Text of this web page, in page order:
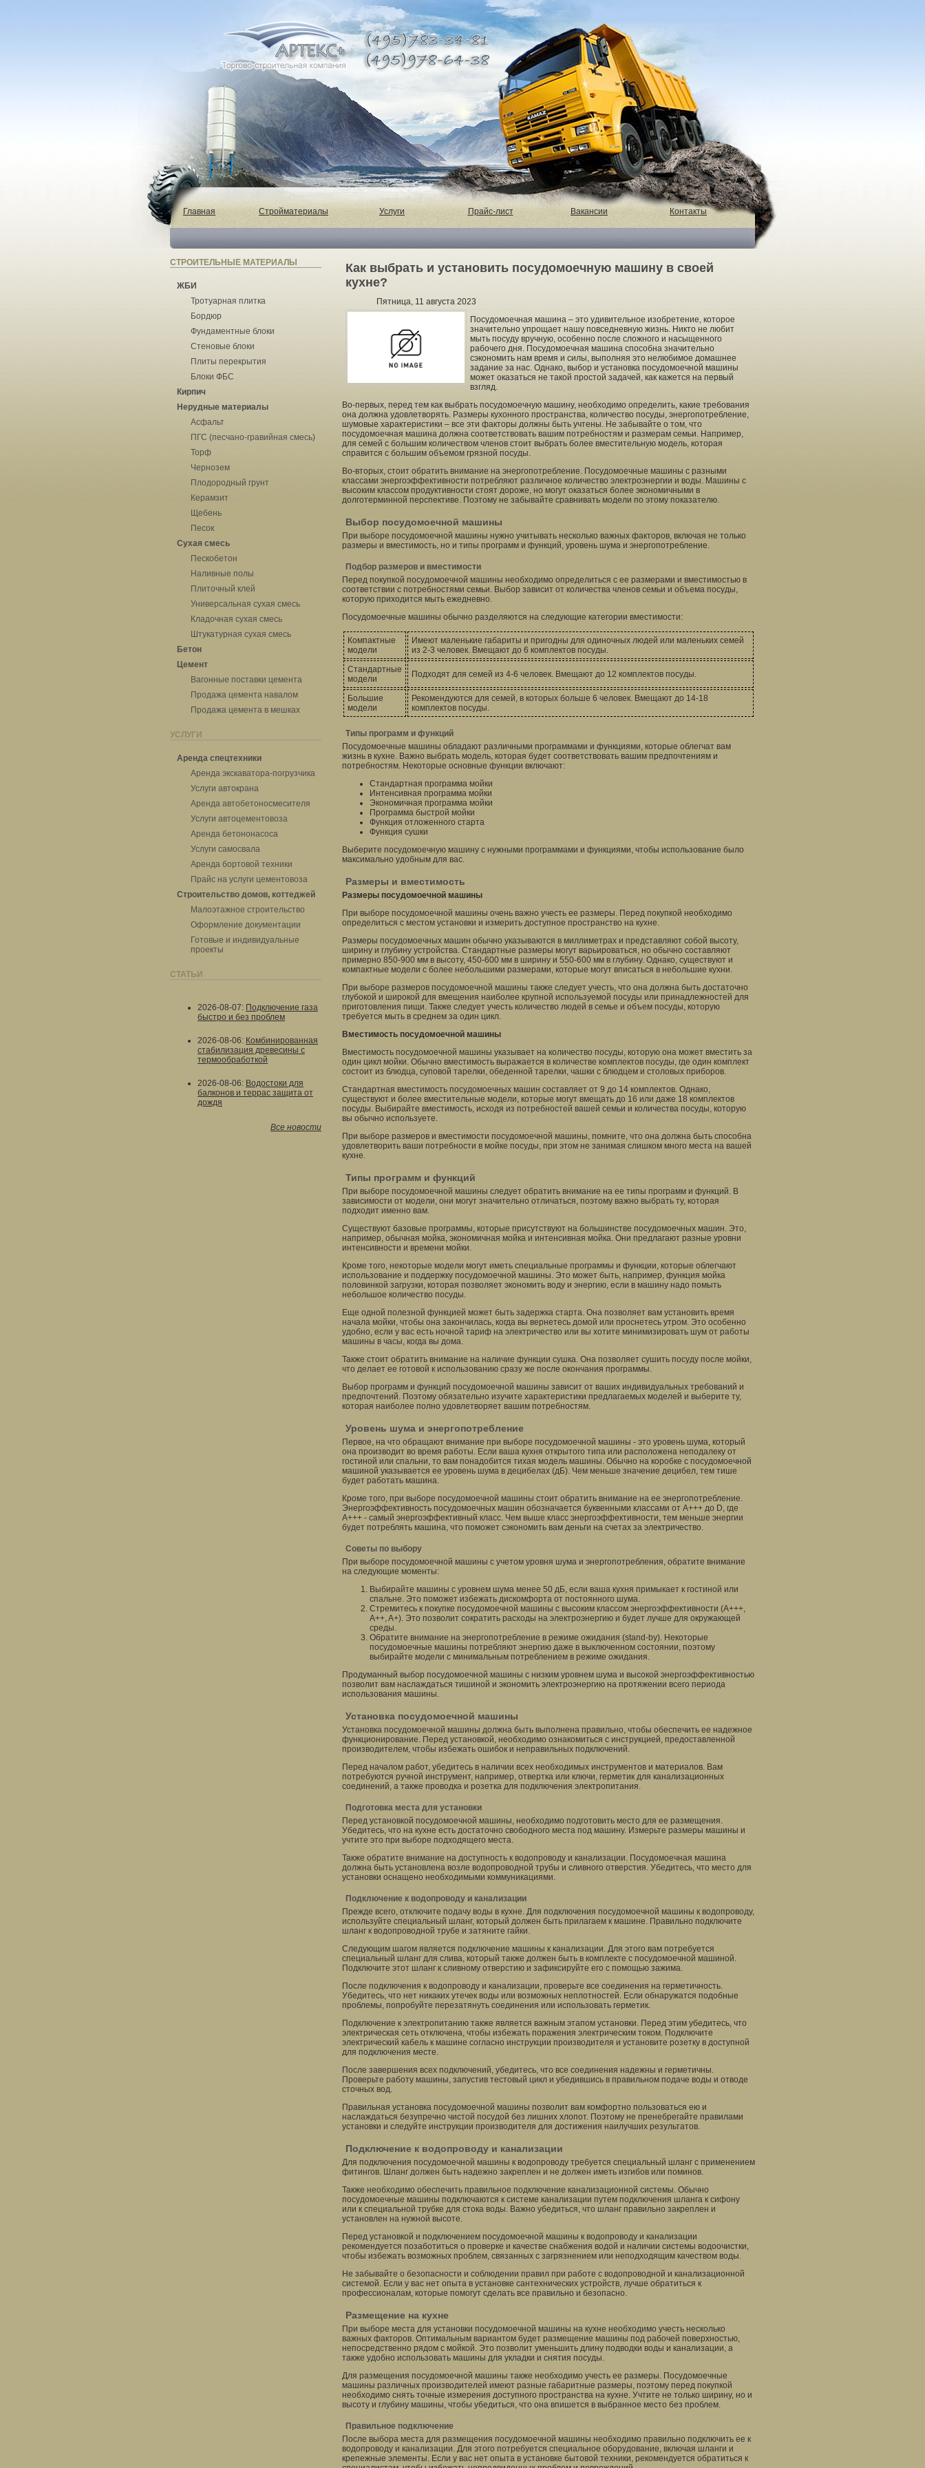
Главная Стройматериалы Услуги Прайс-лист Вакансии Контакты
СТРОИТЕЛЬНЫЕ МАТЕРИАЛЫ
ЖБИ
Тротуарная плитка
Бордюр
Фундаментные блоки
Стеновые блоки
Плиты перекрытия
Блоки ФБС
Кирпич
Нерудные материалы
Асфальт
ПГС (песчано-гравийная смесь)
Торф
Чернозем
Плодородный грунт
Керамзит
Щебень
Песок
Сухая смесь
Пескобетон
Наливные полы
Плиточный клей
Универсальная сухая смесь
Кладочная сухая смесь
Штукатурная сухая смесь
Бетон
Цемент
Вагонные поставки цемента
Продажа цемента навалом
Продажа цемента в мешках
УСЛУГИ
Аренда спецтехники
Аренда экскаватора-погрузчика
Услуги автокрана
Аренда автобетоносмесителя
Услуги автоцементовоза
Аренда бетононасоса
Услуги самосвала
Аренда бортовой техники
Прайс на услуги цементовоза
Строительство домов, коттеджей
Малоэтажное строительство
Оформление документации
Готовые и индивидуальные
проекты
СТАТЬИ
2026-08-07: Подключение газа
быстро и без проблем
2026-08-06: Комбинированная
стабилизация древесины с
термообработкой
2026-08-06: Водостоки для
балконов и террас защита от
дождя
Все новости
Как выбрать и установить посудомоечную машину в своей
кухне?
Пятница, 11 августа 2023
Посудомоечная машина – это удивительное изобретение, которое
значительно упрощает нашу повседневную жизнь. Никто не любит
мыть посуду вручную, особенно после сложного и насыщенного
рабочего дня. Посудомоечная машина способна значительно
сэкономить нам время и силы, выполняя это нелюбимое домашнее
задание за нас. Однако, выбор и установка посудомоечной машины
может оказаться не такой простой задачей, как кажется на первый
взгляд.
Во-первых, перед тем как выбрать посудомоечную машину, необходимо определить, какие требования
она должна удовлетворять. Размеры кухонного пространства, количество посуды, энергопотребление,
шумовые характеристики – все эти факторы должны быть учтены. Не забывайте о том, что
посудомоечная машина должна соответствовать вашим потребностям и размерам семьи. Например,
для семей с большим количеством членов стоит выбрать более вместительную модель, которая
справится с большим объемом грязной посуды.
Во-вторых, стоит обратить внимание на энергопотребление. Посудомоечные машины с разными
классами энергоэффективности потребляют различное количество электроэнергии и воды. Машины с
высоким классом продуктивности стоят дороже, но могут оказаться более экономичными в
долготерминной перспективе. Поэтому не забывайте сравнивать модели по этому показателю.
Выбор посудомоечной машины
При выборе посудомоечной машины нужно учитывать несколько важных факторов, включая не только
размеры и вместимость, но и типы программ и функций, уровень шума и энергопотребление.
Подбор размеров и вместимости
Перед покупкой посудомоечной машины необходимо определиться с ее размерами и вместимостью в
соответствии с потребностями семьи. Выбор зависит от количества членов семьи и объема посуды,
которую приходится мыть ежедневно.
Посудомоечные машины обычно разделяются на следующие категории вместимости:
Компактные
модели
Имеют маленькие габариты и пригодны для одиночных людей или маленьких семей
из 2-3 человек. Вмещают до 6 комплектов посуды.
Стандартные
модели
Подходят для семей из 4-6 человек. Вмещают до 12 комплектов посуды.
Большие
модели
Рекомендуются для семей, в которых больше 6 человек. Вмещают до 14-18
комплектов посуды.
Типы программ и функций
Посудомоечные машины обладают различными программами и функциями, которые облегчат вам
жизнь в кухне. Важно выбрать модель, которая будет соответствовать вашим предпочтениям и
потребностям. Некоторые основные функции включают:
Стандартная программа мойки
Интенсивная программа мойки
Экономичная программа мойки
Программа быстрой мойки
Функция отложенного старта
Функция сушки
Выберите посудомоечную машину с нужными программами и функциями, чтобы использование было
максимально удобным для вас.
Размеры и вместимость
Размеры посудомоечной машины
При выборе посудомоечной машины очень важно учесть ее размеры. Перед покупкой необходимо
определиться с местом установки и измерить доступное пространство на кухне.
Размеры посудомоечных машин обычно указываются в миллиметрах и представляют собой высоту,
ширину и глубину устройства. Стандартные размеры могут варьироваться, но обычно составляют
примерно 850-900 мм в высоту, 450-600 мм в ширину и 550-600 мм в глубину. Однако, существуют и
компактные модели с более небольшими размерами, которые могут вписаться в небольшие кухни.
При выборе размеров посудомоечной машины также следует учесть, что она должна быть достаточно
глубокой и широкой для вмещения наиболее крупной используемой посуды или принадлежностей для
приготовления пищи. Также следует учесть количество людей в семье и объем посуды, которую
требуется мыть в среднем за один цикл.
Вместимость посудомоечной машины
Вместимость посудомоечной машины указывает на количество посуды, которую она может вместить за
один цикл мойки. Обычно вместимость выражается в количестве комплектов посуды, где один комплект
состоит из блюдца, суповой тарелки, обеденной тарелки, чашки с блюдцем и столовых приборов.
Стандартная вместимость посудомоечных машин составляет от 9 до 14 комплектов. Однако,
существуют и более вместительные модели, которые могут вмещать до 16 или даже 18 комплектов
посуды. Выбирайте вместимость, исходя из потребностей вашей семьи и количества посуды, которую
вы обычно используете.
При выборе размеров и вместимости посудомоечной машины, помните, что она должна быть способна
удовлетворить ваши потребности в мойке посуды, при этом не занимая слишком много места на вашей
кухне.
Типы программ и функций
При выборе посудомоечной машины следует обратить внимание на ее типы программ и функций. В
зависимости от модели, они могут значительно отличаться, поэтому важно выбрать ту, которая
подходит именно вам.
Существуют базовые программы, которые присутствуют на большинстве посудомоечных машин. Это,
например, обычная мойка, экономичная мойка и интенсивная мойка. Они предлагают разные уровни
интенсивности и времени мойки.
Кроме того, некоторые модели могут иметь специальные программы и функции, которые облегчают
использование и поддержку посудомоечной машины. Это может быть, например, функция мойка
половинкой загрузки, которая позволяет экономить воду и энергию, если в машину надо помыть
небольшое количество посуды.
Еще одной полезной функцией может быть задержка старта. Она позволяет вам установить время
начала мойки, чтобы она закончилась, когда вы вернетесь домой или проснетесь утром. Это особенно
удобно, если у вас есть ночной тариф на электричество или вы хотите минимизировать шум от работы
машины в часы, когда вы дома.
Также стоит обратить внимание на наличие функции сушка. Она позволяет сушить посуду после мойки,
что делает ее готовой к использованию сразу же после окончания программы.
Выбор программ и функций посудомоечной машины зависит от ваших индивидуальных требований и
предпочтений. Поэтому обязательно изучите характеристики предлагаемых моделей и выберите ту,
которая наиболее полно удовлетворяет вашим потребностям.
Уровень шума и энергопотребление
Первое, на что обращают внимание при выборе посудомоечной машины - это уровень шума, который
она производит во время работы. Если ваша кухня открытого типа или расположена неподалеку от
гостиной или спальни, то вам понадобится тихая модель машины. Обычно на коробке с посудомоечной
машиной указывается ее уровень шума в децибелах (дБ). Чем меньше значение децибел, тем тише
будет работать машина.
Кроме того, при выборе посудомоечной машины стоит обратить внимание на ее энергопотребление.
Энергоэффективность посудомоечных машин обозначается буквенными классами от A+++ до D, где
A+++ - самый энергоэффективный класс. Чем выше класс энергоэффективности, тем меньше энергии
будет потреблять машина, что поможет сэкономить вам деньги на счетах за электричество.
Советы по выбору
При выборе посудомоечной машины с учетом уровня шума и энергопотребления, обратите внимание
на следующие моменты:
Выбирайте машины с уровнем шума менее 50 дБ, если ваша кухня примыкает к гостиной или
спальне. Это поможет избежать дискомфорта от постоянного шума.
Стремитесь к покупке посудомоечной машины с высоким классом энергоэффективности (A+++,
A++, A+). Это позволит сократить расходы на электроэнергию и будет лучше для окружающей
среды.
Обратите внимание на энергопотребление в режиме ожидания (stand-by). Некоторые
посудомоечные машины потребляют энергию даже в выключенном состоянии, поэтому
выбирайте модели с минимальным потреблением в режиме ожидания.
Продуманный выбор посудомоечной машины с низким уровнем шума и высокой энергоэффективностью
позволит вам наслаждаться тишиной и экономить электроэнергию на протяжении всего периода
использования машины.
Установка посудомоечной машины
Установка посудомоечной машины должна быть выполнена правильно, чтобы обеспечить ее надежное
функционирование. Перед установкой, необходимо ознакомиться с инструкцией, предоставленной
производителем, чтобы избежать ошибок и неправильных подключений.
Перед началом работ, убедитесь в наличии всех необходимых инструментов и материалов. Вам
потребуются ручной инструмент, например, отвертка или ключи, герметик для канализационных
соединений, а также проводка и розетка для подключения электропитания.
Подготовка места для установки
Перед установкой посудомоечной машины, необходимо подготовить место для ее размещения.
Убедитесь, что на кухне есть достаточно свободного места под машину. Измерьте размеры машины и
учтите это при выборе подходящего места.
Также обратите внимание на доступность к водопроводу и канализации. Посудомоечная машина
должна быть установлена возле водопроводной трубы и сливного отверстия. Убедитесь, что место для
установки оснащено необходимыми коммуникациями.
Подключение к водопроводу и канализации
Прежде всего, отключите подачу воды в кухне. Для подключения посудомоечной машины к водопроводу,
используйте специальный шланг, который должен быть прилагаем к машине. Правильно подключите
шланг к водопроводной трубе и затяните гайки.
Следующим шагом является подключение машины к канализации. Для этого вам потребуется
специальный шланг для слива, который также должен быть в комплекте с посудомоечной машиной.
Подключите этот шланг к сливному отверстию и зафиксируйте его с помощью зажима.
После подключения к водопроводу и канализации, проверьте все соединения на герметичность.
Убедитесь, что нет никаких утечек воды или возможных неплотностей. Если обнаружатся подобные
проблемы, попробуйте перезатянуть соединения или использовать герметик.
Подключение к электропитанию также является важным этапом установки. Перед этим убедитесь, что
электрическая сеть отключена, чтобы избежать поражения электрическим током. Подключите
электрический кабель к машине согласно инструкции производителя и установите розетку в доступной
для подключения месте.
После завершения всех подключений, убедитесь, что все соединения надежны и герметичны.
Проверьте работу машины, запустив тестовый цикл и убедившись в правильном подаче воды и отводе
сточных вод.
Правильная установка посудомоечной машины позволит вам комфортно пользоваться ею и
наслаждаться безупречно чистой посудой без лишних хлопот. Поэтому не пренебрегайте правилами
установки и следуйте инструкции производителя для достижения наилучших результатов.
Подключение к водопроводу и канализации
Для подключения посудомоечной машины к водопроводу требуется специальный шланг с применением
фитингов. Шланг должен быть надежно закреплен и не должен иметь изгибов или поминов.
Также необходимо обеспечить правильное подключение канализационной системы. Обычно
посудомоечные машины подключаются к системе канализации путем подключения шланга к сифону
или к специальной трубке для стока воды. Важно убедиться, что шланг правильно закреплен и
установлен на нужной высоте.
Перед установкой и подключением посудомоечной машины к водопроводу и канализации
рекомендуется позаботиться о проверке и качестве снабжения водой и наличии системы водоочистки,
чтобы избежать возможных проблем, связанных с загрязнением или неподходящим качеством воды.
Не забывайте о безопасности и соблюдении правил при работе с водопроводной и канализационной
системой. Если у вас нет опыта в установке сантехнических устройств, лучше обратиться к
профессионалам, которые помогут сделать все правильно и безопасно.
Размещение на кухне
При выборе места для установки посудомоечной машины на кухне необходимо учесть несколько
важных факторов. Оптимальным вариантом будет размещение машины под рабочей поверхностью,
непосредственно рядом с мойкой. Это позволит уменьшить длину подводки воды и канализации, а
также удобно использовать машины для укладки и снятия посуды.
Для размещения посудомоечной машины также необходимо учесть ее размеры. Посудомоечные
машины различных производителей имеют разные габаритные размеры, поэтому перед покупкой
необходимо снять точные измерения доступного пространства на кухне. Учтите не только ширину, но и
высоту и глубину машины, чтобы убедиться, что она впишется в выбранное место без проблем.
Правильное подключение
После выбора места для размещения посудомоечной машины необходимо правильно подключить ее к
водопроводу и канализации. Для этого потребуется специальное оборудование, включая шланги и
крепежные элементы. Если у вас нет опыта в установке бытовой техники, рекомендуется обратиться к